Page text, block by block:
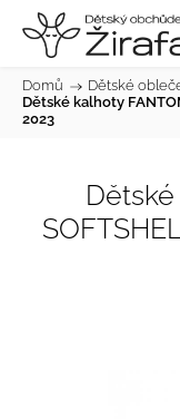
Domů / Dětské
Dětské kalhoty
2023